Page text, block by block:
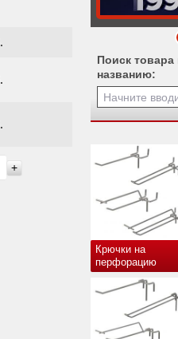
Поиск товара
названию:
Крючки на
перфорацию
+